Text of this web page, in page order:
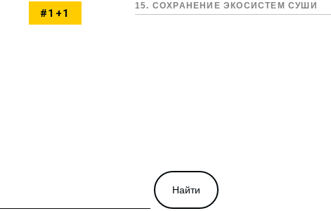
#1+1
15. СОХРАНЕНИЕ ЭКОСИСТЕМ СУШИ
Найти